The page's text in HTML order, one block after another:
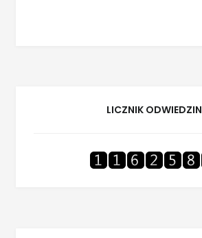
LICZNIK ODWIEDZIN